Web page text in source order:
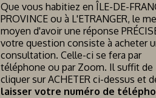
Que vous habitiez en ÎLE-DE-
PROVINCE ou à L'ETRANGER, le
moyen d'avoir une réponse
votre question consiste à acheter
consultation. Celle-ci se fera par
téléphone ou par Zoom. Il suffit de
cliquer sur ACHETER ci-dessus et
laisser votre numéro de